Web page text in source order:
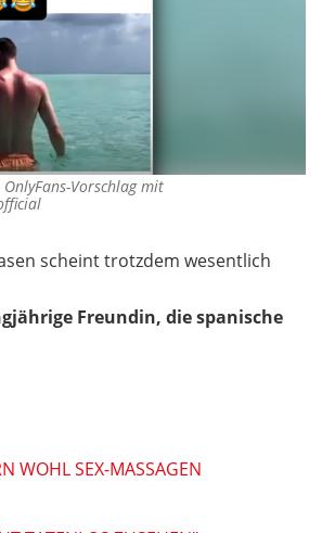
Vorschlag mit
scheint trotzdem wesentlich
Freundin, die spanische
WOHL SEX-MASSAGEN